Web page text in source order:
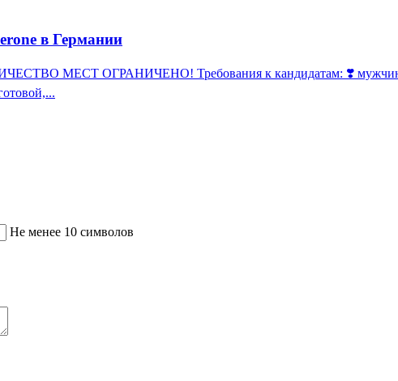
в Германии
МЕСТ ОГРАНИЧЕНО! Требования к кандидатам: ❣️
Не менее 10 символов